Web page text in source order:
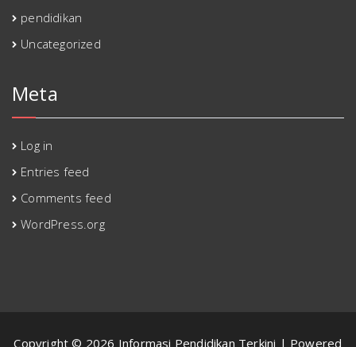
pendidikan
Uncategorized
Meta
Log in
Entries feed
Comments feed
WordPress.org
Copyright © 2026 Informasi Pendidikan Terkini | Powered